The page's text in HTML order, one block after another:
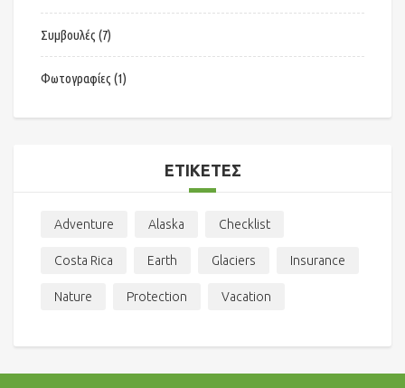
Συμβουλές (7)
Φωτογραφίες (1)
ΕΤΙΚΈΤΕΣ
Adventure Alaska Checklist
Costa Rica Earth Glaciers Insurance
Nature Protection Vacation